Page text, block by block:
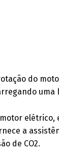
do
a
de CO2.